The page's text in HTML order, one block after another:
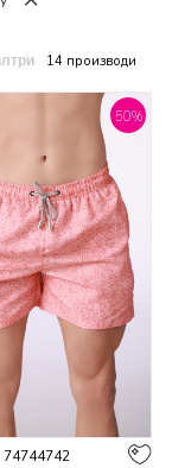
14 производи
50%
74744742